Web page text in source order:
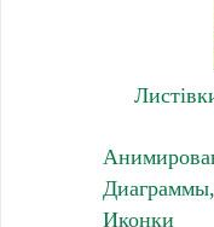
Иконки